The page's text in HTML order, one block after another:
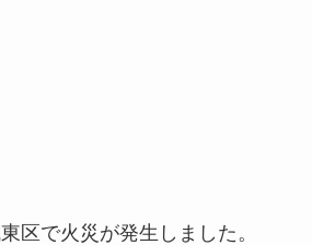
区で火災が発生しました。